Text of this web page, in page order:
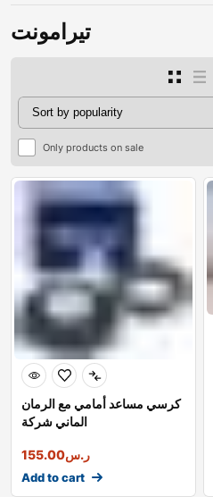
تيرامونت
Only products on sale
كرسي مساعد أمامي مع الرمان
الماني شركة
ر.س155.00
Add to cart